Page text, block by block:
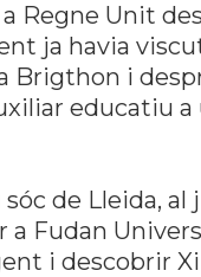
Regne Unit
ja havia
Brigthon i
educatiu
de Lleida, al
a Fudan
i descobrir